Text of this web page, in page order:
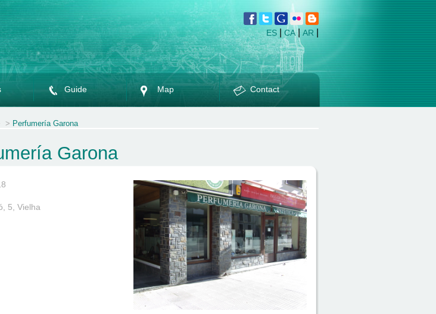
ES CA | AR
Guide Map Contact
> Perfumería Garona
Garona
5, Vielha